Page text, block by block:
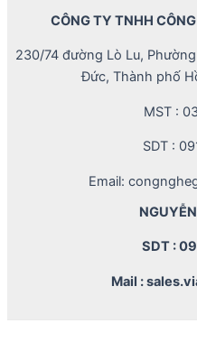
CÔNG TY TNHH
230/74 đường Lò Lu,
Đức, Thành phố
MST :
SDT :
Email:
SDT :
Mail :